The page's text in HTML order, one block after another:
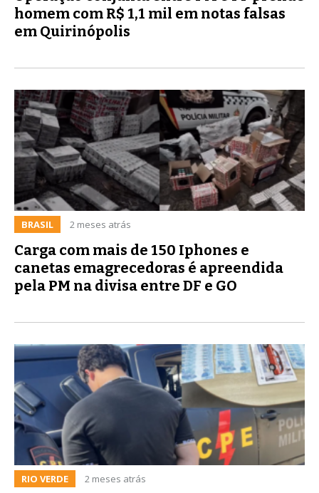
homem com R$ 1,1 mil em notas falsas
em Quirinópolis
BRASIL 2 meses atrás
Carga com mais de 150 Iphones e
canetas emagrecedoras é apreendida
pela PM na divisa entre DF e GO
RIO VERDE 2 meses atrás